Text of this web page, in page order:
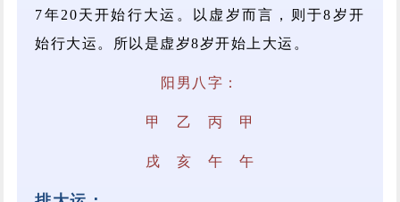
7年20天开始行大运。以虚岁而言，则于8岁开
始行大运。所以是虚岁8岁开始上大运。
阳男八字：
甲 乙 丙 甲
戌 亥 午 午